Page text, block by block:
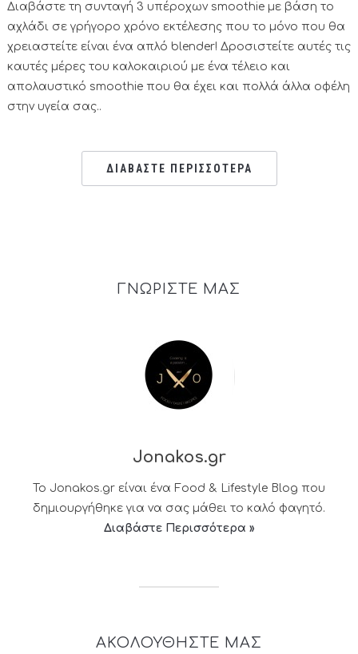
Διαβάστε τη συνταγή 3 υπέροχων smoothie με βάση το
αχλάδι σε γρήγορο χρόνο εκτέλεσης που το μόνο που θα
χρειαστείτε είναι ένα απλό blender! Δροσιστείτε αυτές τις
καυτές μέρες του καλοκαιριού με ένα τέλειο και
απολαυστικό smoothie που θα έχει και πολλά άλλα οφέλη
στην υγεία σας..
ΔΙΑΒΑΣΤΕ ΠΕΡΙΣΣΟΤΕΡΑ
ΓΝΩΡΙΣΤΕ ΜΑΣ
Jonakos.gr
Το Jonakos.gr είναι ένα Food & Lifestyle Blog που
δημιουργήθηκε για να σας μάθει το καλό φαγητό.
Διαβάστε Περισσότερα »
ΑΚΟΛΟΥΘΗΣΤΕ ΜΑΣ